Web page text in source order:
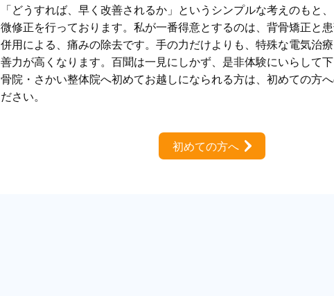
「どうすれば、早く改善されるか」というシンプルな考えのもと
微修正を行っております。私が一番得意とするのは、背骨矯正と
併用による、痛みの除去です。手の力だけよりも、特殊な電気治
善力が高くなります。百聞は一見にしかず、是非体験にいらして
骨院・さかい整体院へ初めてお越しになられる方は、初めての方
ださい。
初めての方へ